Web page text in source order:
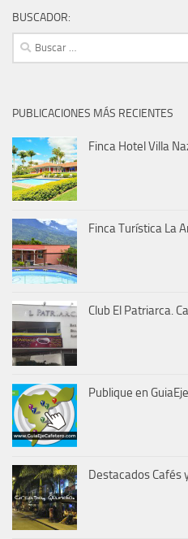
BUSCADOR:
Buscar:
PUBLICACIONES MÁS RECIENTES
Finca Hotel Villa
Finca Turística La
Club El Patriarca.
Publique en
Destacados Cafés